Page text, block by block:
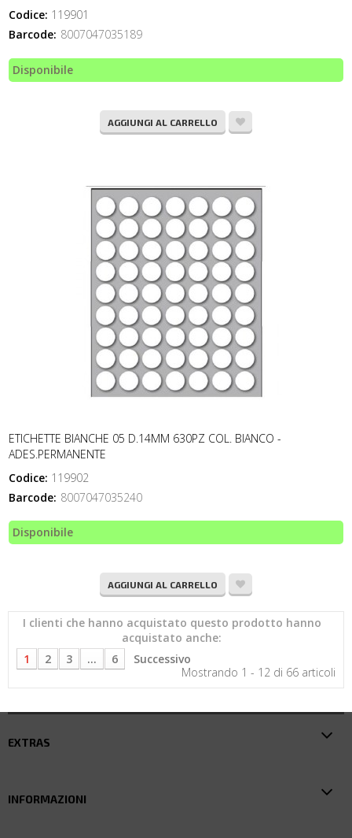
Codice: 119901
Barcode: 8007047035189
Disponibile
AGGIUNGI AL CARRELLO
ETICHETTE BIANCHE 05 D.14MM 630PZ COL. BIANCO -
ADES.PERMANENTE
Codice: 119902
Barcode: 8007047035240
Disponibile
AGGIUNGI AL CARRELLO
I clienti che hanno acquistato questo prodotto hanno
acquistato anche:
1
2 3 ... 6
Successivo
Mostrando 1 - 12 di 66 articoli
EXTRAS
INFORMAZIONI